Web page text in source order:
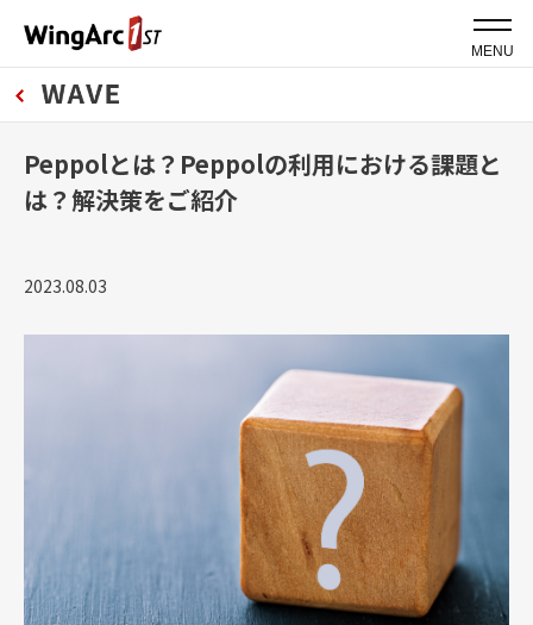
MENU
Peppolとは？Peppolの利用における課題と
は？解決策をご紹介
2023.08.03